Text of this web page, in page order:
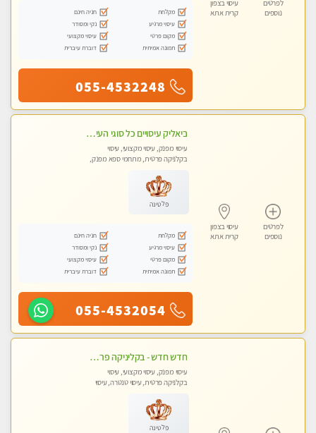
לפרטים
נוספים
עיסוי בצפון
קרית אתא
מקלחת
חניה חינם
עיסוי מרגיע
נקי ומסודר
מקום פרטי
עיסוי מקצועי
תמונה אמיתית
דוברת עיברית
055-4532248
לפרטים
נוספים
עיסוי בצפון
קרית אתא
ביאליק עיסויים כל סוגי העיסויים מעסה מקצועית ואיכותית פרטי!!!מומלץ לחלוטין!!
עיסוי מפנק, עיסוי מקצועי, עיסוי
בקלניקה פרטית, מתחמי ספא מפנק,
פלטינה
מקלחת
חניה חינם
עיסוי מרגיע
נקי ומסודר
מקום פרטי
עיסוי מקצועי
תמונה אמיתית
דוברת עיברית
055-4532054
חדש חדש - בקליניקה פרטית בחיפה עיסוי לחידוש אנרגיות עיסוי חלומי מומלץ מאוד !
עיסוי מפנק, עיסוי מקצועי, עיסוי
בקלניקה פרטית, עיסוי טנטרה, עיסוי
פלטינה